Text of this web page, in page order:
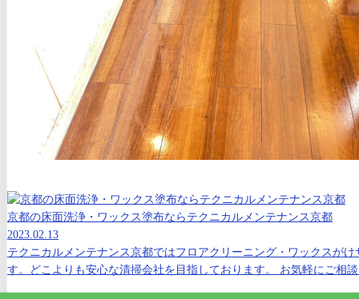
京都の床面洗浄・ワックス塗布ならテクニカルメンテナンス京都
2023.02.13
テクニカルメンテナンス京都ではフロアクリーニング・ワックスが
す。どこよりも安心な清掃会社を目指しております。 お気軽にご相